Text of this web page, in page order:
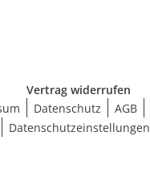
Vertrag widerrufen
Datenschutz AGB
Datenschutzeinstellungen